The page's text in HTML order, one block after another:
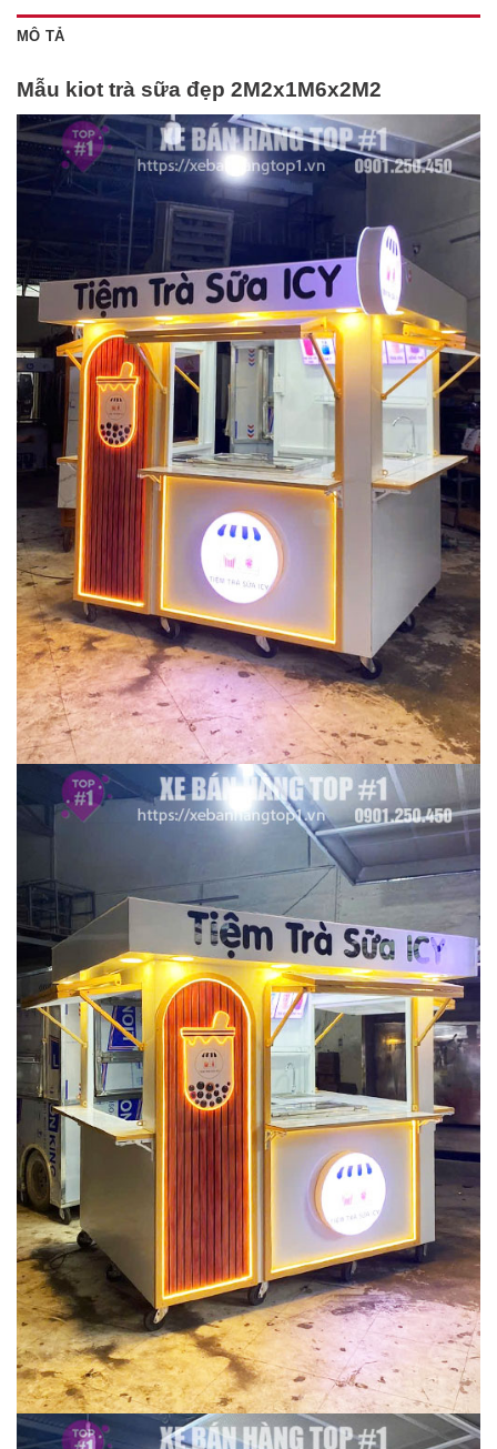
MÔ TẢ
Mẫu kiot trà sữa đẹp 2M2x1M6x2M2